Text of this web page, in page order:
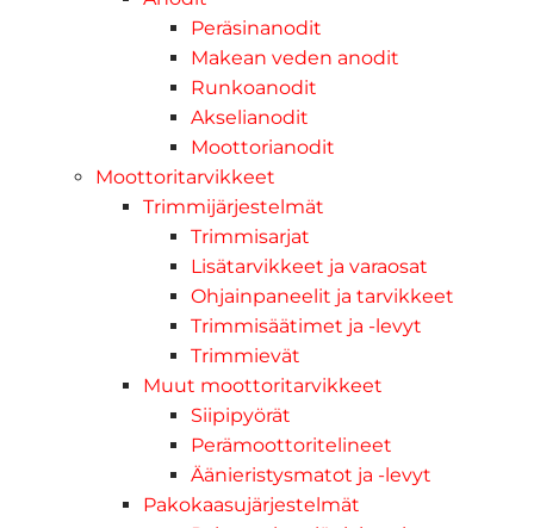
Peräsinanodit
Makean veden anodit
Runkoanodit
Akselianodit
Moottorianodit
Moottoritarvikkeet
Trimmijärjestelmät
Trimmisarjat
Lisätarvikkeet ja varaosat
Ohjainpaneelit ja tarvikkeet
Trimmisäätimet ja -levyt
Trimmievät
Muut moottoritarvikkeet
Siipipyörät
Perämoottoritelineet
Äänieristysmatot ja -levyt
Pakokaasujärjestelmät